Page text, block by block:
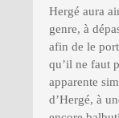
Hergé aura
genre, à
afin de le
qu’il ne faut
apparente
d’Hergé, à